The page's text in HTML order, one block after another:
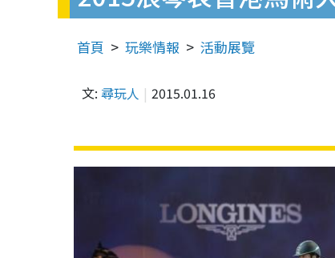
首頁 玩樂情報 活動展覽
文: 尋玩人 2015.01.16